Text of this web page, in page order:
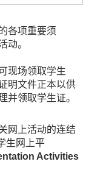
各项重要须
动。
现场领取学生
明文件正本以供
并领取学生证。
网上活动的连结
生网上平
Activities